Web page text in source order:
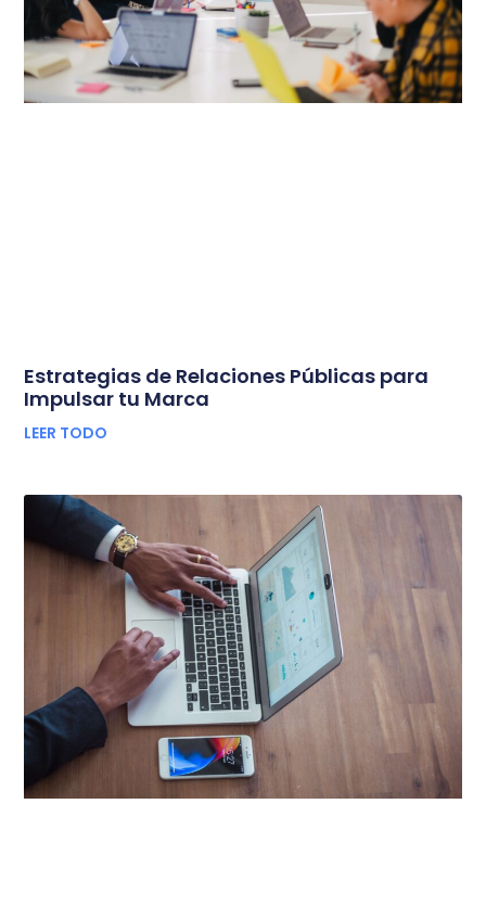
Estrategias de Relaciones Públicas para
Impulsar tu Marca
LEER TODO